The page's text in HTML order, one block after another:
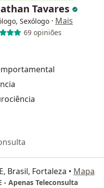
Tavares
Sexólogo · Mais
69 opiniões
Brasil, Fortaleza • Mapa
- Apenas Teleconsulta